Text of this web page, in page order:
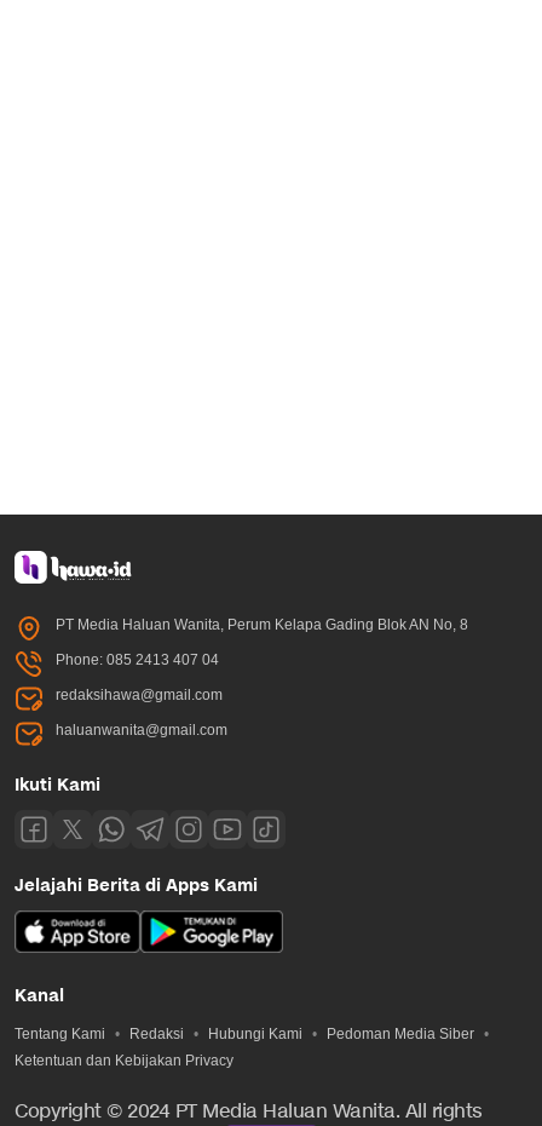
PT Media Haluan Wanita, Perum Kelapa Gading Blok AN No, 8
Phone: 085 2413 407 04
redaksihawa@gmail.com
haluanwanita@gmail.com
Ikuti Kami
Jelajahi Berita di Apps Kami
Kanal
Tentang Kami Redaksi Hubungi Kami
Pedoman Media Siber
Ketentuan dan Kebijakan Privacy
Copyright © 2024 PT Media Haluan Wanita. All rights